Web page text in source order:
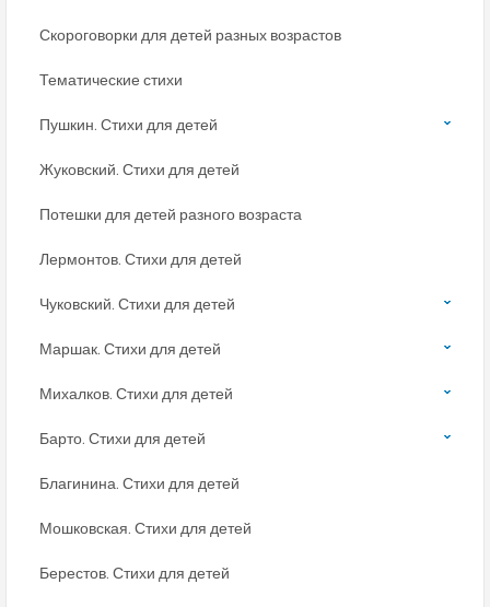
Скороговорки для детей разных возрастов
Тематические стихи
Пушкин. Стихи для детей
Жуковский. Стихи для детей
Потешки для детей разного возраста
Лермонтов. Стихи для детей
Чуковский. Стихи для детей
Маршак. Стихи для детей
Михалков. Стихи для детей
Барто. Стихи для детей
Благинина. Стихи для детей
Мошковская. Стихи для детей
Берестов. Стихи для детей